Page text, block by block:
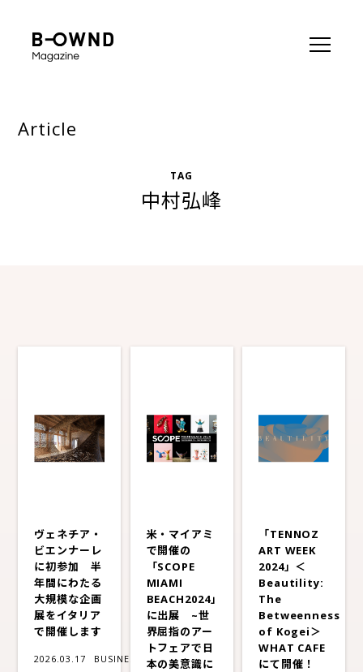
Article
TAG
中村弘峰
ヴェネチア・
ビエンナーレ
に初参加 半
年間にわたる
大規模な企画
展をイタリア
で開催します
2026.03.17 BUSINESS
米・マイアミ
で開催の
「SCOPE
MIAMI
BEACH2024」
に出展 ~世
界屈指のアー
トフェアで日
本の美意識に
「TENNOZ
ART WEEK
2024」＜
Beautility:
The
Betweenness
of Kogei＞
WHAT CAFE
にて開催！